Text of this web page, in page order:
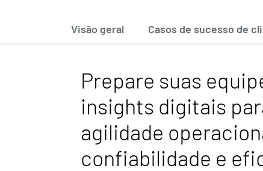
Visão geral Casos de sucesso de
Prepare suas
insights digitais
agilidade
confiabilidade e